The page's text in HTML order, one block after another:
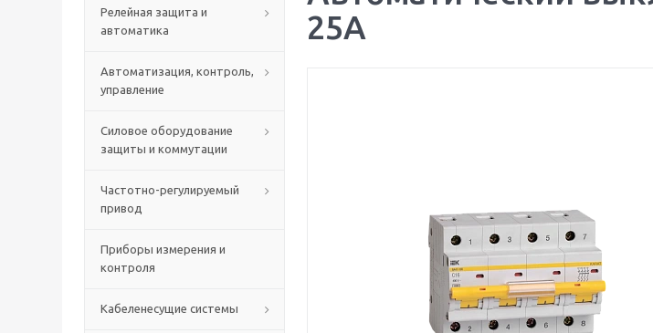
Релейная защита и
автоматика
Автоматизация, контроль,
управление
Силовое оборудование
защиты и коммутации
Частотно-регулируемый
привод
Приборы измерения и
контроля
Кабеленесущие системы
25A